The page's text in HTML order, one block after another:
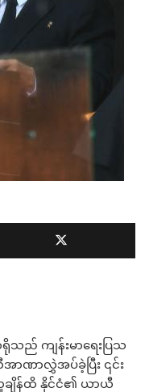
ည် ကျန်းမာရေးပြသ
အာဏာလွှဲအပ်ခဲ့ပြီး ၎င်း
ချိန်ထိ နိုင်ငံ၏ ယာယီ